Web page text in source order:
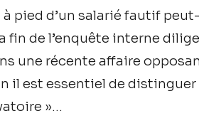
à pied d’un salarié fautif
fin de l’enquête interne
une récente affaire
il est essentiel de distinguer
»…